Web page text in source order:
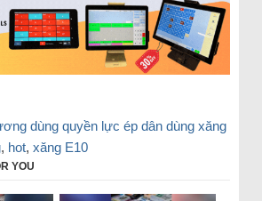
dùng quyền lực ép dân dùng xăng
, hot, xăng E10
YOU